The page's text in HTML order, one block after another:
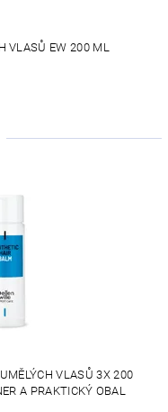
VLASŮ EW 200 ML
VLASŮ 3X 200
A PRAKTICKÝ OBAL